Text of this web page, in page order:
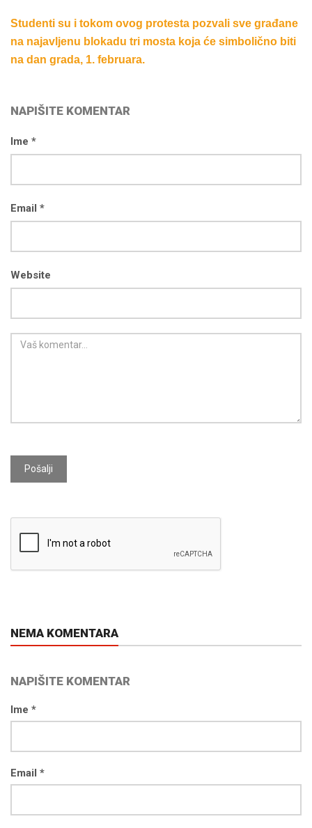
Studenti su i tokom ovog protesta pozvali sve građane
na najavljenu blokadu tri mosta koja će simbolično biti
na dan grada, 1. februara.
NAPIŠITE KOMENTAR
Ime *
Email *
Website
Pošalji
NEMA KOMENTARA
NAPIŠITE KOMENTAR
Ime *
Email *